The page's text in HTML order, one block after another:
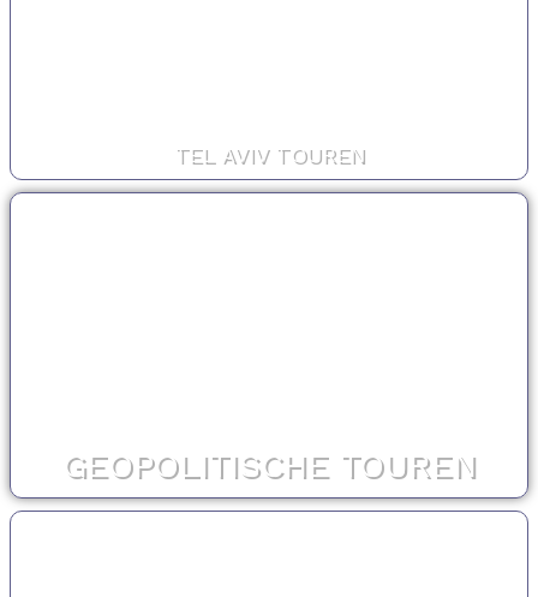
TEL AVIV TOUREN
GEOPOLITISCHE TOUREN